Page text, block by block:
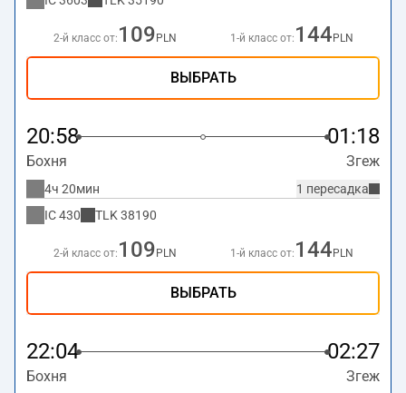
2-й класс от: 109 PLN 1-й класс от: 144 PLN
ВЫБРАТЬ
20:58 01:18
Бохня Згеж
1 пересадка
4ч 20мин
IC430 TLK 38190
2-й класс от: 109 PLN 1-й класс от: 144 PLN
ВЫБРАТЬ
22:04 02:27
Бохня Згеж